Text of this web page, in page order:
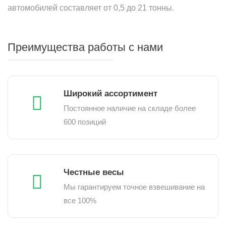
автомобилей составляет от 0,5 до 21 тонны.
Преимущества работы с нами
Широкий ассортимент
Постоянное наличие на складе более
600 позиций
Честные весы
Мы гарантируем точное взвешивание на
все 100%